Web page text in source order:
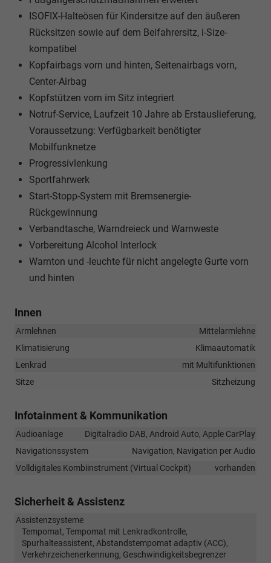
ISOFIX-Halteösen für Kindersitze auf den äußeren
Rücksitzen sowie auf dem Beifahrersitz, i-Size-
kompatibel
Kopfairbags vorn und hinten, Seitenairbags vorn,
Center-Airbag
Kopfstützen vorn im Sitz integriert
Notruf-Service, Laufzeit 10 Jahre ab Erstauslieferung,
Voraussetzung: Verfügbarkeit benötigter
Mobilfunknetze
Progressivlenkung
Sportfahrwerk
Start-Stopp-System mit Bremsenergie-
Rückgewinnung
Verbandtasche, Warndreieck und Warnweste
Vorbereitung Alcohol Interlock
Warnton und -leuchte für nicht angelegte Gurte vorn
und hinten
Innen
Armlehnen
Mittelarmlehne
Klimatisierung
Klimaautomatik
Lenkrad
mit Multifunktionen
Sitze
Sitzheizung
Infotainment & Kommunikation
Audioanlage
Digitalradio DAB, Android Auto, Apple CarPlay
Navigationssystem
Navigation, Navigation per Audio
Volldigitales Kombiinstrument (Virtual Cockpit)
vorhanden
Sicherheit & Assistenz
Assistenzsysteme
Tempomat, Tempomat mit Lenkradkontrolle,
Spurhalteassistent, Abstandstempomat adaptiv (ACC),
Verkehrzeichenerkennung, Geschwindigkeitsbegrenzer